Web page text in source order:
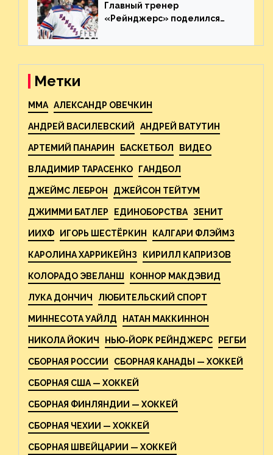
Главный тренер
«Рейнджерс» поделился
предстоящего финала
Метки
MMA АЛЕКСАНДР ОВЕЧКИН
АНДРЕЙ ВАСИЛЕВСКИЙ АНДРЕЙ ВАТУТИН
АРТЕМИЙ ПАНАРИН БАСКЕТБОЛ ВИДЕО
ВЛАДИМИР ТАРАСЕНКО ГАНДБОЛ
ДЖЕЙМС ЛЕБРОН ДЖЕЙСОН ТЕЙТУМ
ДЖИММИ БАТЛЕР ЕДИНОБОРСТВА ЗЕНИТ
ИИХФ ИГОРЬ ШЕСТЁРКИН КАЛГАРИ ФЛЭЙМЗ
КАРОЛИНА ХАРРИКЕЙНЗ КИРИЛЛ КАПРИЗОВ
КОЛОРАДО ЭВЕЛАНШ КОННОР МАКДЭВИД
ЛУКА ДОНЧИЧ ЛЮБИТЕЛЬСКИЙ СПОРТ
МИННЕСОТА УАЙЛД НАТАН МАККИННОН
НИКОЛА ЙОКИЧ НЬЮ-ЙОРК РЕЙНДЖЕРС РЕГБИ
СБОРНАЯ РОССИИ СБОРНАЯ КАНАДЫ — ХОККЕЙ
СБОРНАЯ США — ХОККЕЙ
СБОРНАЯ ФИНЛЯНДИИ — ХОККЕЙ
СБОРНАЯ ЧЕХИИ — ХОККЕЙ
СБОРНАЯ ШВЕЙЦАРИИ — ХОККЕЙ